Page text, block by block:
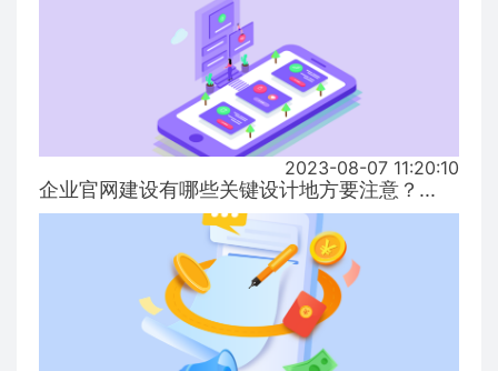
2023-08-07 11:20:10
企业官网建设有哪些关键设计地方要注意？...